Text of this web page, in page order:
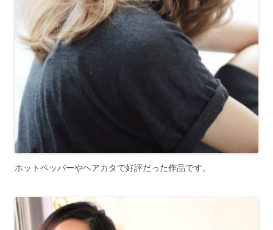
ホットペッパーやヘアカタで好評だった作品です。